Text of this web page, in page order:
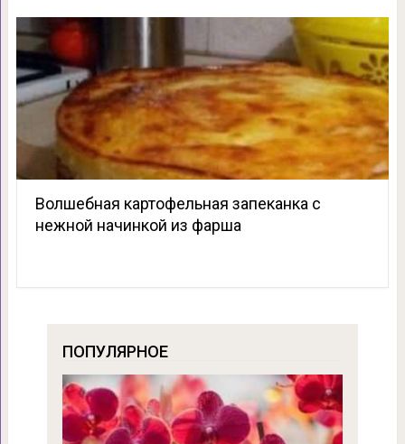
Волшебная картофельная запеканка с
нежной начинкой из фарша
ПОПУЛЯРНОЕ